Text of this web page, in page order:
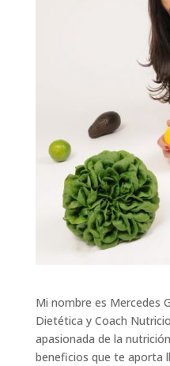
Mi nombre es Mercedes
Dietética y Coach
apasionada de la
beneficios que te aporta